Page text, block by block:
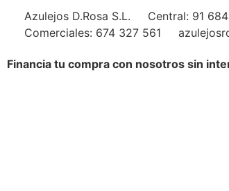
Azulejos D.Rosa S.L. Central: 91
Comerciales: 674 327 561
Financia tu compra con nosotros sin